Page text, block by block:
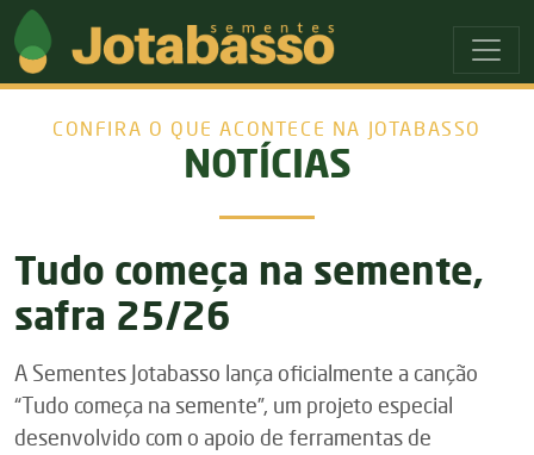
Ir para o menu principal
Ir para o conteudo principal
CONFIRA O QUE ACONTECE NA JOTABASSO
NOTÍCIAS
Tudo começa na semente,
safra 25/26
A Sementes Jotabasso lança oficialmente a canção
“Tudo começa na semente”, um projeto especial
desenvolvido com o apoio de ferramentas de